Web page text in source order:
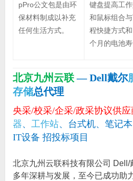
pPro公文包是由环
保材料制成以补充
任何生活方式。
键盘提高工
和鼠标组合
程快捷方式
个月的电池寿
北京九州云联— Dell戴尔
存储总代理
央采/校采/企采/政采协议供应
器、 工作站、台式机、笔记本
IT设备 招投标项目
北京九州云联科技有限公司 Dell/
多年深耕与发展，至今已成功助